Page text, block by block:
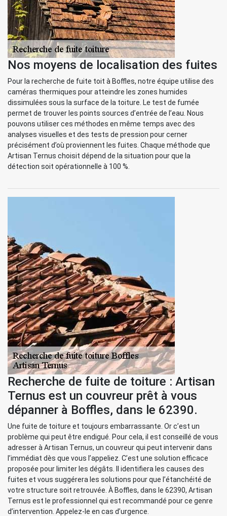
Nos moyens de localisation des fuites
Pour la recherche de fuite toit à Boffles, notre équipe utilise des
caméras thermiques pour atteindre les zones humides
dissimulées sous la surface de la toiture. Le test de fumée
permet de trouver les points sources d’entrée de l’eau. Nous
pouvons utiliser ces méthodes en même temps avec des
analyses visuelles et des tests de pression pour cerner
précisément d’où proviennent les fuites. Chaque méthode que
Artisan Ternus choisit dépend de la situation pour que la
détection soit opérationnelle à 100 %.
Recherche de fuite de toiture : Artisan
Ternus est un couvreur prêt à vous
dépanner à Boffles, dans le 62390.
Une fuite de toiture et toujours embarrassante. Or c’est un
problème qui peut être endigué. Pour cela, il est conseillé de vous
adresser à Artisan Ternus, un couvreur qui peut intervenir dans
l’immédiat dès que vous l’appeliez. C’est une solution efficace
proposée pour limiter les dégâts. Il identifiera les causes des
fuites et vous suggérera les solutions pour que l’étanchéité de
votre structure soit retrouvée. À Boffles, dans le 62390, Artisan
Ternus est le professionnel qui est recommandé pour ce genre
d’intervention. Appelez-le en cas d’urgence.